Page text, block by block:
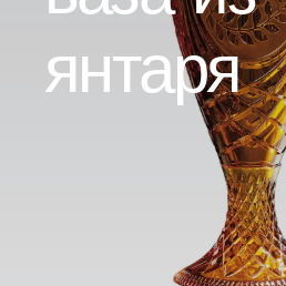
Контакт
Ru
янтаря